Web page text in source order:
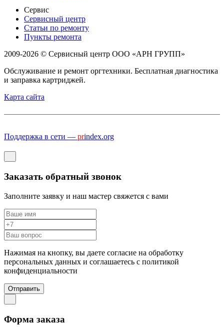
Сервис
Сервисный центр
Статьи по ремонту
Пункты ремонта
2009-2026 © Сервисный центр ООО «АРН ГРУПП»
Обслуживание и ремонт оргтехники. Бесплатная диагностика
и заправка картриджей.
Карта сайта
Поддержка в сети — prindex.org
Заказать обратный звонок
Заполните заявку и наш мастер свяжется с вами
Нажимая на кнопку, вы даете согласие на обработку
персональных данных и соглашаетесь c политикой
конфиденциальности
Отправить
Форма заказа